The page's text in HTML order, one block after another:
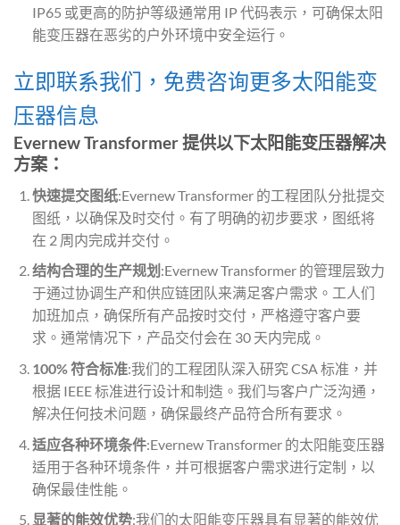
IP65 或更高的防护等级通常用 IP 代码表示，可确保太阳
能变压器在恶劣的户外环境中安全运行。
立即联系我们，免费咨询更多太阳能变
压器信息
Evernew Transformer 提供以下太阳能变压器解决
方案：
快速提交图纸:Evernew Transformer 的工程团队分批提交
图纸，以确保及时交付。有了明确的初步要求，图纸将
在 2 周内完成并交付。
结构合理的生产规划 :Evernew Transformer 的管理层致力
于通过协调生产和供应链团队来满足客户需求。工人们
加班加点，确保所有产品按时交付，严格遵守客户要
求。通常情况下，产品交付会在 30 天内完成。
100% 符合标准:我们的工程团队深入研究 CSA 标准，并
根据 IEEE 标准进行设计和制造。我们与客户广泛沟通，
解决任何技术问题，确保最终产品符合所有要求。
适应各种环境条件:Evernew Transformer 的太阳能变压器
适用于各种环境条件，并可根据客户需求进行定制，以
确保最佳性能。
显著的能效优势:我们的太阳能变压器具有显著的能效优